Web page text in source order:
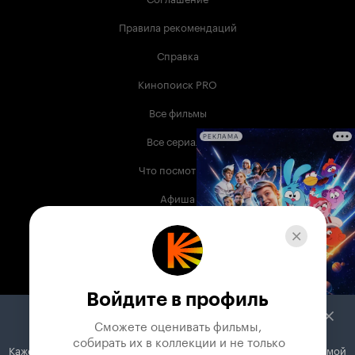
Правила рекомендаций
Справка
Кинопоиск PRO
Все фильмы
Все сериалы
Что посмотреть
Афиша
Музыка
Телепрограмма
Служба поддержки
РЕКЛАМА
Войдите в профиль
Сможете оценивать фильмы,
собирать их в коллекции и не только
Кажется, вы используете блокировщик рекламы. Вместе с рекламой